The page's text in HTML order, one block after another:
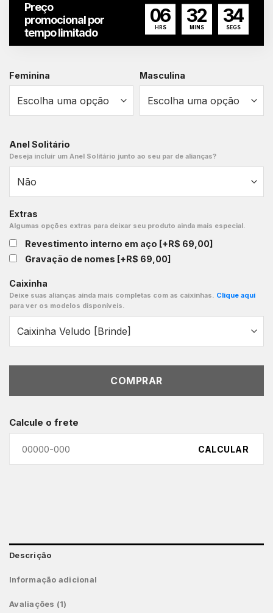
Preço
promocional por
tempo limitado
06
HRS
32
MINS
34
SEGS
Feminina Masculina
Anel Solitário
Deseja incluir um Anel Solitário junto ao seu par de alianças?
Extras
Algumas opções extras para deixar seu produto ainda mais especial.
Revestimento interno em aço [+R$ 69,00]
Gravação de nomes [+R$ 69,00]
Caixinha
Deixe suas alianças ainda mais completas com as caixinhas. Clique aqui
para ver os modelos disponíveis.
COMPRAR
Calcule o frete
CALCULAR
Descrição
Informação adicional
Avaliações (1)